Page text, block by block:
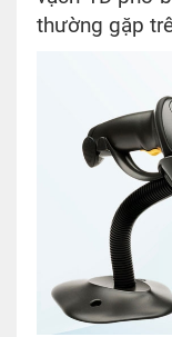
thường gặp